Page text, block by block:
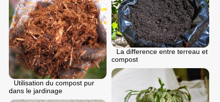
Utilisation du compost pur
dans le jardinage
La difference entre terreau et
compost